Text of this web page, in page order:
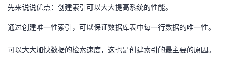
者
支
先来说说优点：创建索引可以大大提高系统的性能。
通过创建唯一性索引，可以保证数据库表中每一行数据的唯一性。
可以大大加快数据的检索速度，这也是创建索引的最主要的原因。